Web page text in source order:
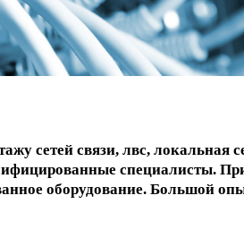
сетей связи, лвс, локальная
специалисты.
оборудование. Большой